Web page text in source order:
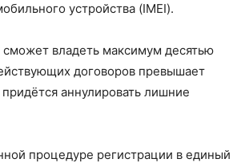
устройства (IMEI).
владеть максимум десятью
договоров превышает
аннулировать лишние
процедуре регистрации в единый